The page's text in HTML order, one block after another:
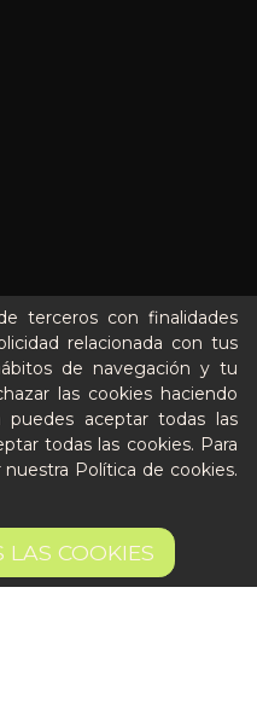
AÑADIR A LA CESTA
terceros con finalidades
relacionada con tus
de navegación y tu
las cookies haciendo
puedes aceptar todas las
todas las cookies. Para
Política de cookies.
LAS COOKIES
14:00